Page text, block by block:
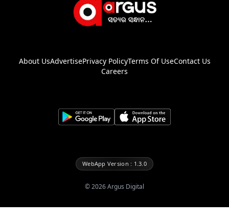
About UsAdvertisePrivacy PolicyTerms Of UseContact Us
Careers
WebApp Version : 1.3.0
©2026Argus Digital